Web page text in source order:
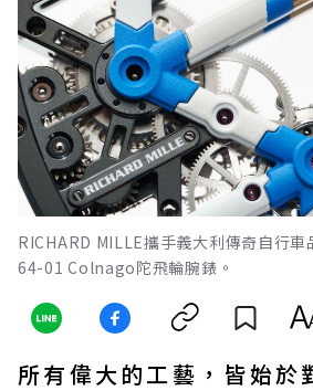
RICHARD MILLE攜手義大利傳奇自行
64-01 Colnago陀飛輪腕錶。
所有偉大的工藝，皆始於